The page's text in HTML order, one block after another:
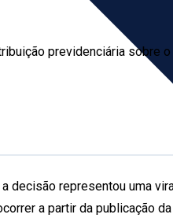
previdenciária sobre
decisão representou uma
a partir da publicação